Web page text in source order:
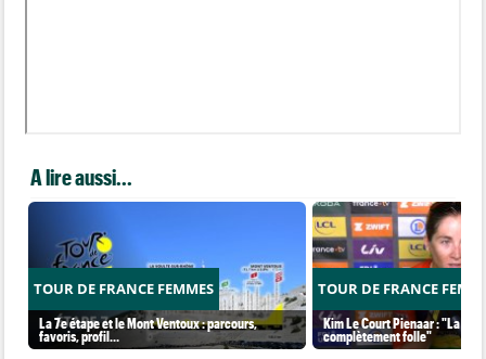
A lire aussi...
TOUR DE FRANCE FEMMES
La 7e étape et le Mont Ventoux : parcours,
favoris, profil…
TOUR DE FRANCE
Kim Le Court Pienaar : "La
complètement folle"